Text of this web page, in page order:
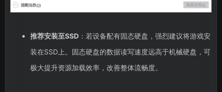
推荐安装至SSD：若设备配有固态硬盘，强烈建议将游戏安
装在SSD上。固态硬盘的数据读写速度远高于机械硬盘，可
极大提升资源加载效率，改善整体流畅度。